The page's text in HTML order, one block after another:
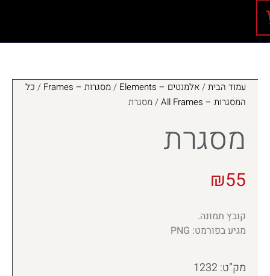
עמוד הבית/אלמנטים – Elements /מסגרות – Frames / כל
המסגרות – All Frames
/ מסגרת
מסגרת
₪55
קובץ תמונה.
מגיע בפורמט: PNG
מק”ט: 1232